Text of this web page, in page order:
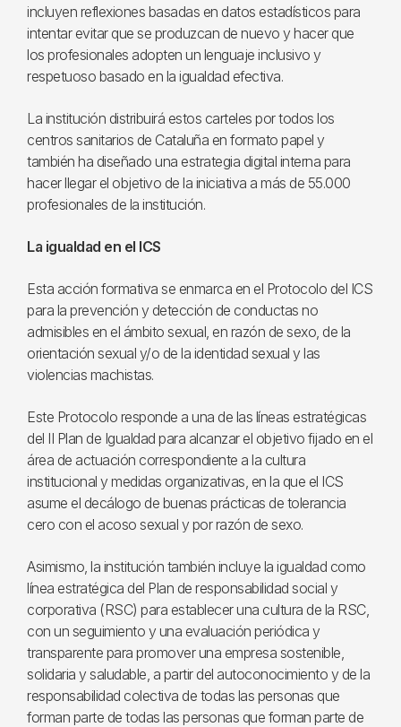
incluyen reflexiones basadas en datos estadísticos para
intentar evitar que se produzcan de nuevo y hacer que
los profesionales adopten un lenguaje inclusivo y
respetuoso basado en la igualdad efectiva.
La institución distribuirá estos carteles por todos los
centros sanitarios de Cataluña en formato papel y
también ha diseñado una estrategia digital interna para
hacer llegar el objetivo de la iniciativa a más de 55.000
profesionales de la institución.
La igualdad en el ICS
Esta acción formativa se enmarca en el Protocolo del ICS
para la prevención y detección de conductas no
admisibles en el ámbito sexual, en razón de sexo, de la
orientación sexual y/o de la identidad sexual y las
violencias machistas.
Este Protocolo responde a una de las líneas estratégicas
del II Plan de Igualdad para alcanzar el objetivo fijado en el
área de actuación correspondiente a la cultura
institucional y medidas organizativas, en la que el ICS
asume el decálogo de buenas prácticas de tolerancia
cero con el acoso sexual y por razón de sexo.
Asimismo, la institución también incluye la igualdad como
línea estratégica del Plan de responsabilidad social y
corporativa (RSC) para establecer una cultura de la RSC,
con un seguimiento y una evaluación periódica y
transparente para promover una empresa sostenible,
solidaria y saludable, a partir del autoconocimiento y de la
responsabilidad colectiva de todas las personas que
forman parte de todas las personas que forman parte de